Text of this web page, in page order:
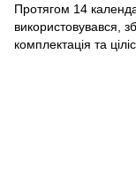
Протягом 14
використовувався,
комплектація та